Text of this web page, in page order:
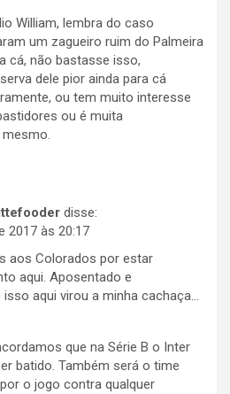
William, lembra do caso
um zagueiro ruim do Palmeira
cá, não bastasse isso,
dele pior ainda para cá
ou tem muito interesse
ou é muita
disse:
2017 às 20:17
aos Colorados por estar
aqui. Aposentado e
aqui virou a minha cachaça…
que na Série B o Inter
batido. Também será o time
o jogo contra qualquer